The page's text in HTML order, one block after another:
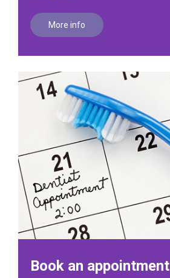
More info
Book an appointment